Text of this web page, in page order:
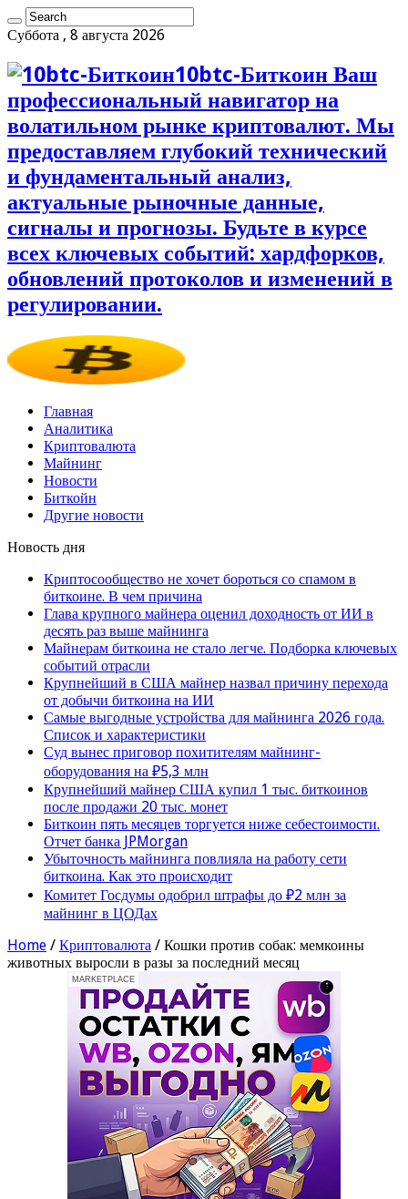
Суббота , 8 августа 2026
10btc-Биткоин Ваш
профессиональный навигатор на
волатильном рынке криптовалют. Мы
предоставляем глубокий технический
и фундаментальный анализ,
актуальные рыночные данные,
сигналы и прогнозы. Будьте в курсе
всех ключевых событий: хардфорков,
обновлений протоколов и изменений в
регулировании.
Главная
Аналитика
Криптовалюта
Майнинг
Новости
Биткойн
Другие новости
Новость дня
Криптосообщество не хочет бороться со спамом в
биткоине. В чем причина
Глава крупного майнера оценил доходность от ИИ в
десять раз выше майнинга
Майнерам биткоина не стало легче. Подборка ключевых
событий отрасли
Крупнейший в США майнер назвал причину перехода
от добычи биткоина на ИИ
Самые выгодные устройства для майнинга 2026 года.
Список и характеристики
Суд вынес приговор похитителям майнинг-
оборудования на ₽5,3 млн
Крупнейший майнер США купил 1 тыс. биткоинов
после продажи 20 тыс. монет
Биткоин пять месяцев торгуется ниже себестоимости.
Отчет банка JPMorgan
Убыточность майнинга повлияла на работу сети
биткоина. Как это происходит
Комитет Госдумы одобрил штрафы до ₽2 млн за
майнинг в ЦОДах
Home / Криптовалюта / Кошки против собак: мемкоины
животных выросли в разы за последний месяц
MARKETPLACE